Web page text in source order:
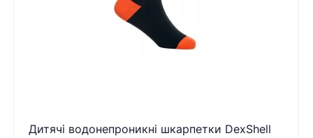
Дитячі водонепроникні шкарпетки DexShell